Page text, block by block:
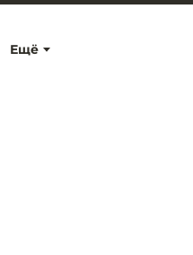
Ещё